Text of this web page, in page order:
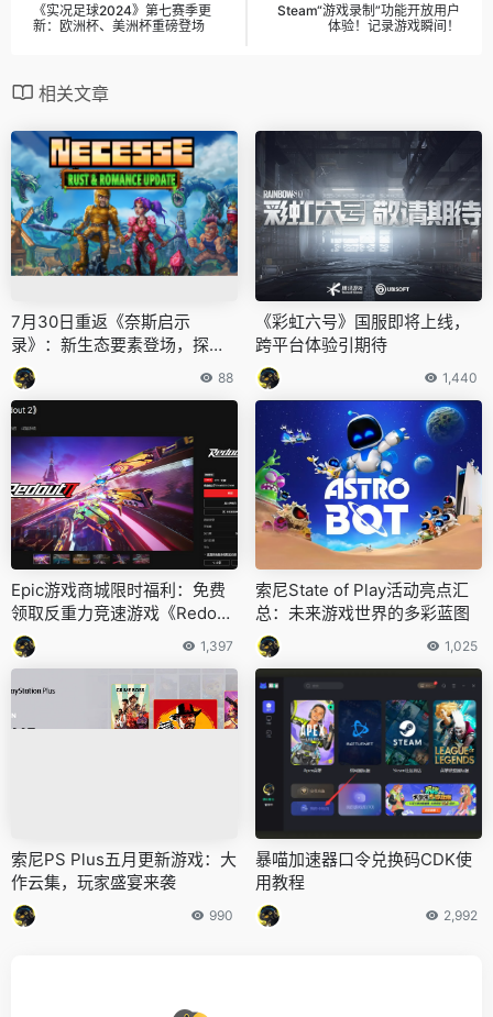
《实况足球2024》第七赛季更
新：欧洲杯、美洲杯重磅登场
Steam“游戏录制”功能开放用户
体验！记录游戏瞬间！
相关文章
7月30日重返《奈斯启示
录》：新生态要素登场，探索
战斗更丰富
88
《彩虹六号》国服即将上线，
跨平台体验引期待
1,440
Epic游戏商城限时福利：免费
领取反重力竞速游戏《Redout
2》
1,397
索尼State of Play活动亮点汇
总：未来游戏世界的多彩蓝图
1,025
索尼PS Plus五月更新游戏：大
作云集，玩家盛宴来袭
990
暴喵加速器口令兑换码CDK使
用教程
2,992